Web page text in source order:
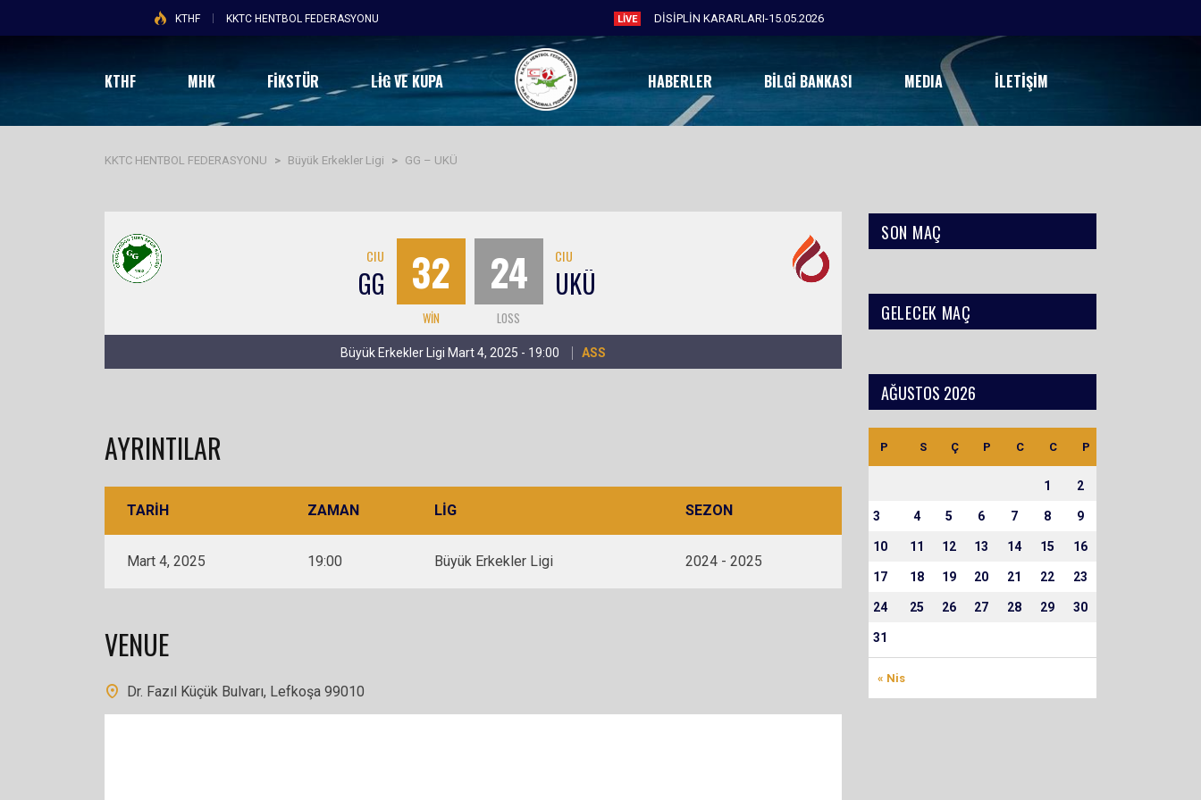
KTHF KKTC HENTBOL FEDERASYONU LIVE DİSİPLİN KARARLARI-15.05.2026
KTHF MHK FİKSTÜR LIG VE KUPA HABERLER BILGI BANKASI MEDIA İLETIŞIM
KKTC HENTBOL FEDERASYONU > Büyük Erkekler Ligi > GG – UKÜ
CIU
GG 32
WIN
24
LOSS
CIU
UKÜ
Büyük Erkekler Ligi Mart 4, 2025 - 19:00 ASS
AYRINTILAR
TARIH ZAMAN LIG SEZON
Mart 4, 2025 19:00 Büyük Erkekler Ligi 2024 - 2025
VENUE
Dr. Fazıl Küçük Bulvarı, Lefkoşa 99010
SON MAÇ
GELECEK MAÇ
AĞUSTOS 2026
P S Ç P C C P
« Nis
1 2
3 4 5 6 7 8 9
10 11 12 13 14 15 16
17 18 19 20 21 22 23
24 25 26 27 28 29 30
31